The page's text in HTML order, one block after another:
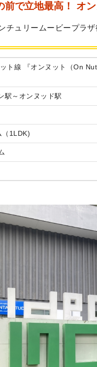
で立地最高！ オ
チュリームービープラ
ト線 『オンヌット（On
駅～オンヌッド駅
（1LDK)